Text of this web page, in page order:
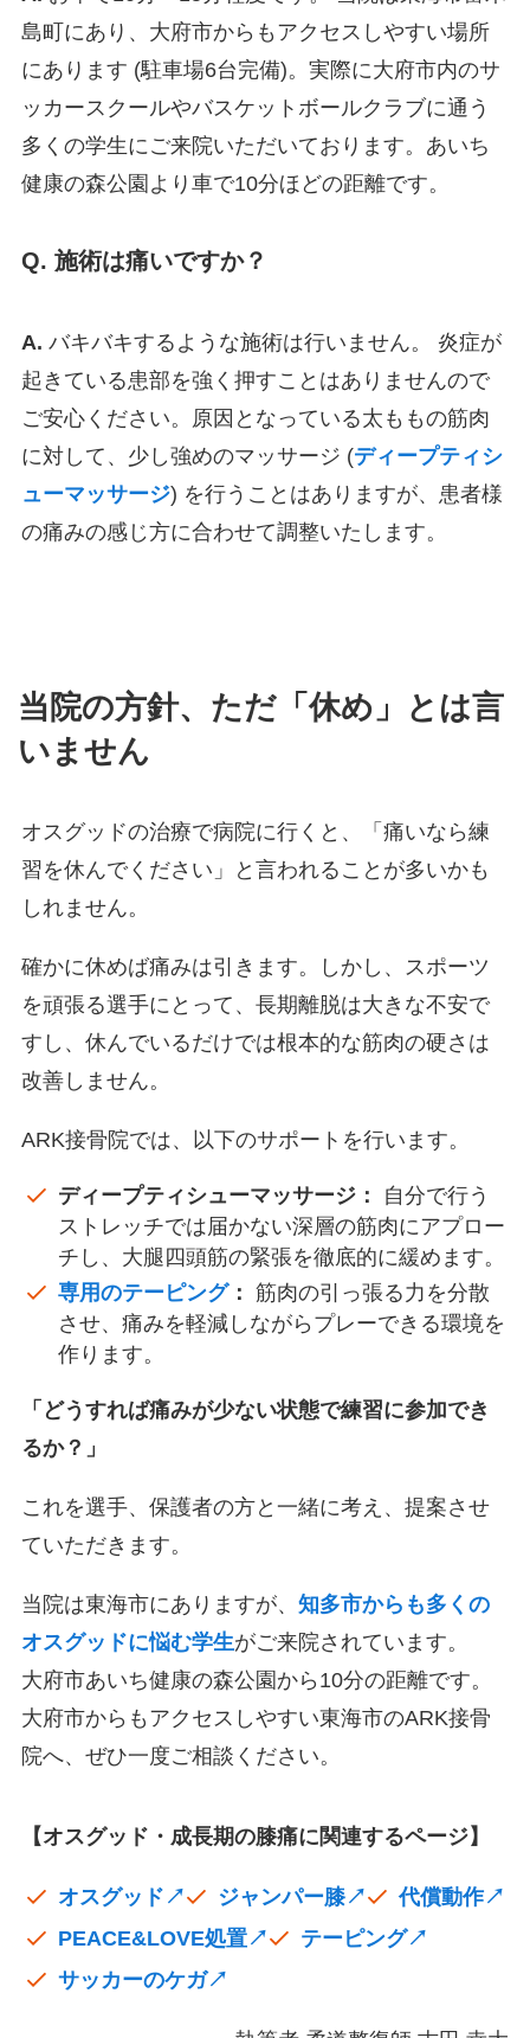
島町にあり、大府市からもアクセスしやすい場所
にあります (駐車場6台完備)。実際に大府市内のサ
ッカースクールやバスケットボールクラブに通う
多くの学生にご来院いただいております。あいち
健康の森公園より車で10分ほどの距離です。
Q. 施術は痛いですか？
A. バキバキするような施術は行いません。 炎症が
起きている患部を強く押すことはありませんので
ご安心ください。原因となっている太ももの筋肉
に対して、少し強めのマッサージ (ディープティシ
ューマッサージ) を行うことはありますが、患者様
の痛みの感じ方に合わせて調整いたします。
当院の方針、ただ「休め」とは言
いません
オスグッドの治療で病院に行くと、「痛いなら練
習を休んでください」と言われることが多いかも
しれません。
確かに休めば痛みは引きます。しかし、スポーツ
を頑張る選手にとって、長期離脱は大きな不安で
すし、休んでいるだけでは根本的な筋肉の硬さは
改善しません。
ARK接骨院では、以下のサポートを行います。
ディープティシューマッサージ：
自分で行う
ストレッチでは届かない深層の筋肉にアプロー
チし、大腿四頭筋の緊張を徹底的に緩めます。
専用のテーピング： 筋肉の引っ張る力を分散
させ、痛みを軽減しながらプレーできる環境を
作ります。
「どうすれば痛みが少ない状態で練習に参加でき
るか？」
これを選手、保護者の方と一緒に考え、提案させ
ていただきます。
当院は東海市にありますが、 知多市からも多くの
オスグッドに悩む学生がご来院されています。
大府市あいち健康の森公園から10分の距離です。
大府市からもアクセスしやすい東海市のARK接骨
院へ、ぜひ一度ご相談ください。
【オスグッド・成長期の膝痛に関連するページ】
オスグッド↗ ジャンパー膝↗
代償動作↗
PEACE&LOVE処置↗
テーピング↗
サッカーのケガ↗